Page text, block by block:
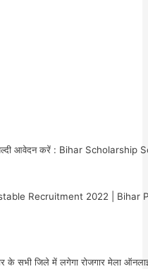
जल्दी आवेदन करें : Bihar Scholarship
Recruitment 2022 | Bihar
सभी जिले में लगेगा रोजगार मेला